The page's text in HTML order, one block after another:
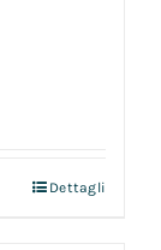
Dettagli